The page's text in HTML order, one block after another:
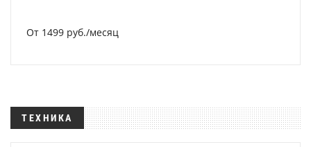
От 1499 руб./месяц
ТЕХНИКА